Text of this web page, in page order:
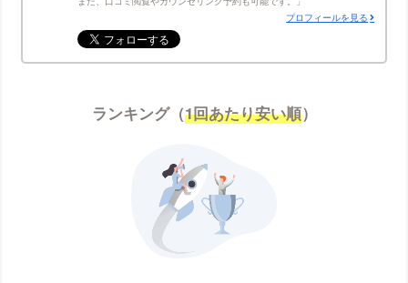
プロフィールを見る
ランキング（1回あたり安い順）